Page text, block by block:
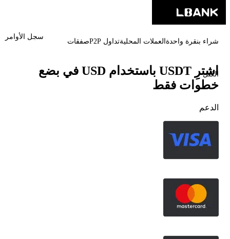
شراء بنقرة واحدة العملات المحليةتداول P2P صفقات
الكتل
سجل الأوامر
اشترِ USDT باستخدام USD في بضع
خطوات فقط
الدعم